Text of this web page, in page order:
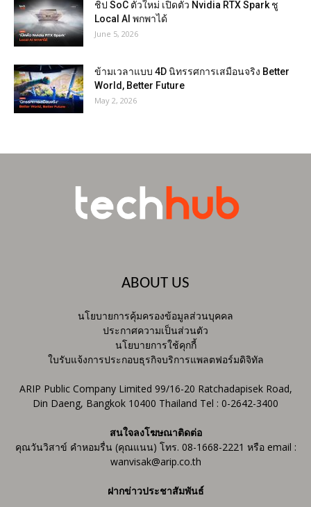
ชิป SoC ตัวใหม่ เปิดตัว Nvidia RTX Spark ชู
Local AI พกพาได้
June 5, 2026
ข้ามเวลาแบบ 4D นิทรรศการเสมือนจริง Better
World, Better Future
May 2, 2026
ABOUT US
นโยบายการคุ้มครองข้อมูลส่วนบุคคล
ประกาศความเป็นส่วนตัว
นโยบายการใช้คุกกี้
ใบรับแจ้งการประกอบธุรกิจบริการแพลตฟอร์มดิจิทัล
ARIP Public Company Limited 99/16-20 Ratchadapisek Road,
Din Daeng, Bangkok 10400 Thailand Tel : 0-2642-3400
สนใจลงโฆษณาติดต่อ
คุณวันวิสาข์ คำหอมรื่น (คุณแนน) โทร. 08-1668-2221 หรือ email :
wanvisak@arip.co.th
ฝากข่าวประชาสัมพันธ์